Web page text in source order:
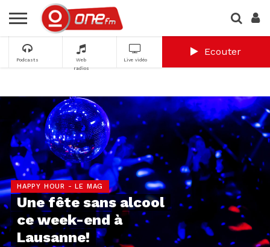
Podcasts
Web
radios
Live vidéo
Ecouter
HAPPY HOUR - LE MAG
Une fête sans alcool
ce week-end à
Lausanne!